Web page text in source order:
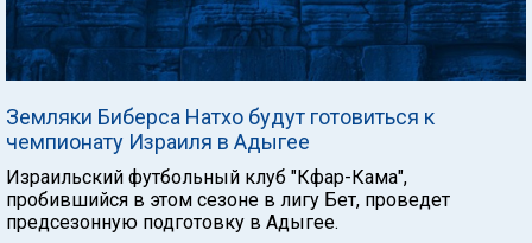
Земляки Биберса Натхо будут готовиться к
чемпионату Израиля в Адыгее
Израильский футбольный клуб "Кфар-Кама",
пробившийся в этом сезоне в лигу Бет, проведет
предсезонную подготовку в Адыгее.